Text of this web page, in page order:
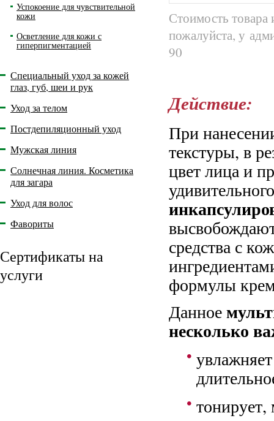
Успокоение для чувствительной
кожи
Осветление для кожи с
гиперпигментацией
Специальный уход за кожей
глаз, губ, шеи и рук
Уход за телом
Постдепиляционный уход
Мужская линия
Солнечная линия. Косметика
для загара
Уход для волос
Фавориты
Сертификаты на
услуги
Стоимость
пожалуйста, у
90
Действие:
При
текстуры, в
цвет лица и
средства с
формулы
Данное
несколько